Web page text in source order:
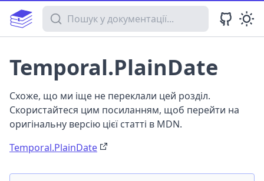
Пошук у документації
Temporal.PlainDate
Схоже, що ми іще не переклали цей розділ.
Скористайтеся цим посиланням, щоб перейти на
оригінальну версію цієї статті в MDN.
Temporal.PlainDate